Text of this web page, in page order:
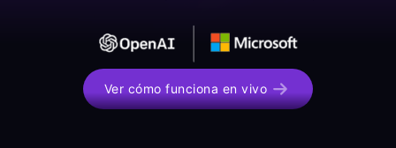
Ver cómo funciona en vivo